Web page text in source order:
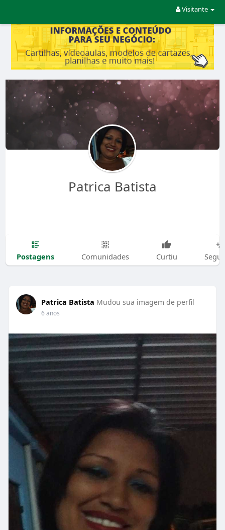
Visitante
Patrica Batista
Postagens Comunidades Curtiu
Patrica Batista Mudou sua imagem de perfil
6 anos